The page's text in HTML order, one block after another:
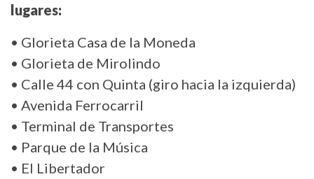
lugares:
• Glorieta Casa de la Moneda
• Glorieta de Mirolindo
• Calle 44 con Quinta (giro hacia la izquierda)
• Avenida Ferrocarril
• Terminal de Transportes
• Parque de la Música
• El Libertador